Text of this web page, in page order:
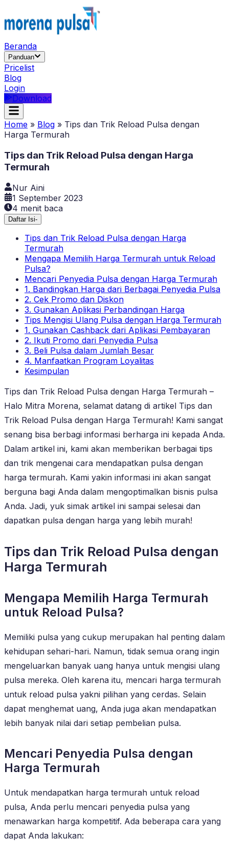
Beranda
Panduan
Pricelist
Blog
Login
Download
Home » Blog » Tips dan Trik Reload Pulsa dengan
Harga Termurah
Tips dan Trik Reload Pulsa dengan Harga
Termurah
Nur Aini
1 September 2023
4 menit baca
Daftar Isi-
Tips dan Trik Reload Pulsa dengan Harga
Termurah
Mengapa Memilih Harga Termurah untuk Reload
Pulsa?
Mencari Penyedia Pulsa dengan Harga Termurah
1. Bandingkan Harga dari Berbagai Penyedia Pulsa
2. Cek Promo dan Diskon
3. Gunakan Aplikasi Perbandingan Harga
Tips Mengisi Ulang Pulsa dengan Harga Termurah
1. Gunakan Cashback dari Aplikasi Pembayaran
2. Ikuti Promo dari Penyedia Pulsa
3. Beli Pulsa dalam Jumlah Besar
4. Manfaatkan Program Loyalitas
Kesimpulan
Tips dan Trik Reload Pulsa dengan Harga Termurah –
Halo Mitra Morena, selamat datang di artikel Tips dan
Trik Reload Pulsa dengan Harga Termurah! Kami sangat
senang bisa berbagi informasi berharga ini kepada Anda.
Dalam artikel ini, kami akan memberikan berbagai tips
dan trik mengenai cara mendapatkan pulsa dengan
harga termurah. Kami yakin informasi ini akan sangat
berguna bagi Anda dalam mengoptimalkan bisnis pulsa
Anda. Jadi, yuk simak artikel ini sampai selesai dan
dapatkan pulsa dengan harga yang lebih murah!
Tips dan Trik Reload Pulsa dengan
Harga Termurah
Mengapa Memilih Harga Termurah
untuk Reload Pulsa?
Memiliki pulsa yang cukup merupakan hal penting dalam
kehidupan sehari-hari. Namun, tidak semua orang ingin
mengeluarkan banyak uang hanya untuk mengisi ulang
pulsa mereka. Oleh karena itu, mencari harga termurah
untuk reload pulsa yakni pilihan yang cerdas. Selain
dapat menghemat uang, Anda juga akan mendapatkan
lebih banyak nilai dari setiap pembelian pulsa.
Mencari Penyedia Pulsa dengan
Harga Termurah
Untuk mendapatkan harga termurah untuk reload
pulsa, Anda perlu mencari penyedia pulsa yang
menawarkan harga kompetitif. Ada beberapa cara yang
dapat Anda lakukan: